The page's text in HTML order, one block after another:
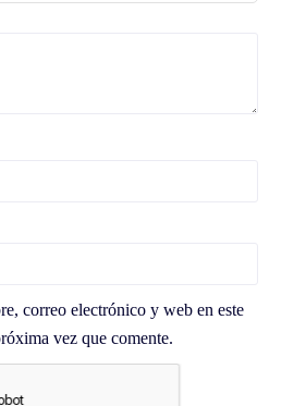
correo electrónico y web en este
vez que comente.